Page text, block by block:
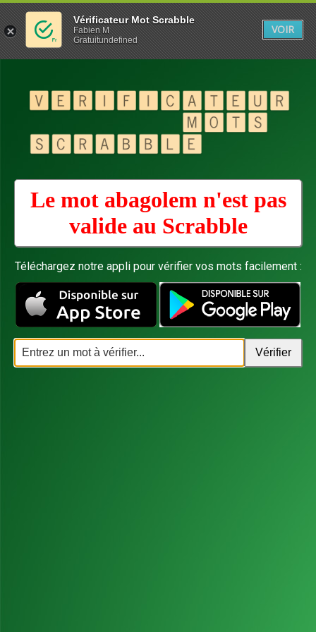
Le mot abagolem n'est pas
valide au Scrabble
Téléchargez notre appli pour vérifier vos mots facilement :
Vérificateur Mot Scrabble
Fabien M
Gratuitundefined
VOIR